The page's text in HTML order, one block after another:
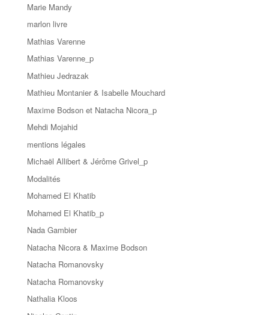
Marie Mandy
marlon livre
Mathias Varenne
Mathias Varenne_p
Mathieu Jedrazak
Mathieu Montanier & Isabelle Mouchard
Maxime Bodson et Natacha Nicora_p
Mehdi Mojahid
mentions légales
Michaël Allibert & Jérôme Grivel_p
Modalités
Mohamed El Khatib
Mohamed El Khatib_p
Nada Gambier
Natacha Nicora & Maxime Bodson
Natacha Romanovsky
Natacha Romanovsky
Nathalia Kloos